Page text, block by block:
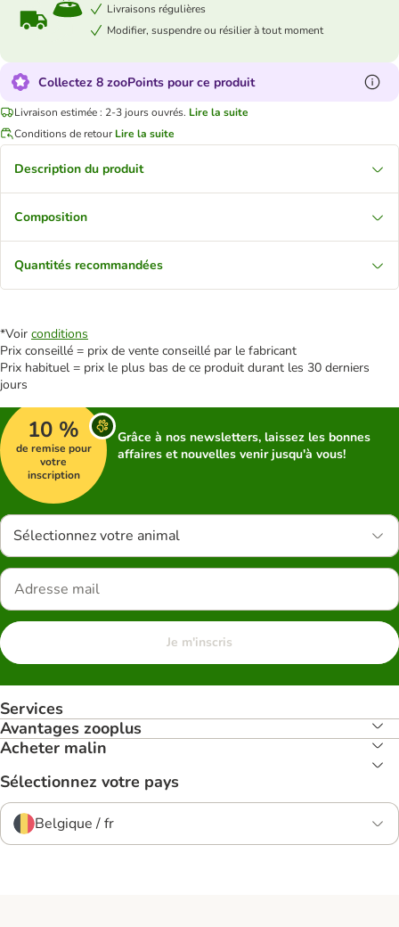
Livraisons régulières
Modifier, suspendre ou résilier à tout moment
Collectez 8 zooPoints pour ce produit
Livraison estimée : 2-3 jours ouvrés. Lire la suite
Conditions de retour Lire la suite
Description du produit
Composition
Quantités recommandées
*Voir conditions
Prix conseillé = prix de vente conseillé par le fabricant
Prix habituel = prix le plus bas de ce produit durant les 30 derniers
jours
10 %
de remise pour
votre
inscription
Grâce à nos newsletters, laissez les bonnes
affaires et nouvelles venir jusqu'à vous!
Sélectionnez votre animal
Je m'inscris
Services
Avantages zooplus
Acheter malin
Sélectionnez votre pays
Belgique / fr